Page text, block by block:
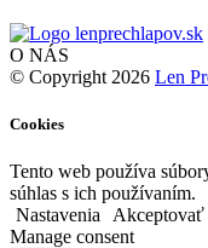
O NÁS
© Copyright 2026 Len
Cookies
Tento web používa
súhlas s ich používaním.
Nastavenia
Akceptovať
Manage consent